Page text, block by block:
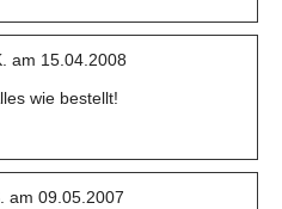
am 15.04.2008
wie bestellt!
am 09.05.2007